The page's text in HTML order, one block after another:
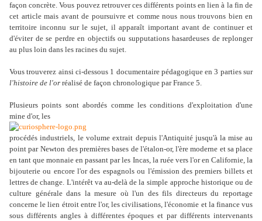
façon concrète. Vous pouvez retrouver ces différents points en lien à la fin de
cet article mais avant de poursuivre et comme nous nous trouvons bien en
territoire inconnu sur le sujet, il apparaît important avant de continuer et
d'éviter de se perdre en objectifs ou supputations hasardeuses de replonger
au plus loin dans les racines du sujet.
Vous trouverez ainsi ci-dessous 1 documentaire pédagogique en 3 parties sur
l'histoire de l'or réalisé de façon chronologique par France 5.
Plusieurs points sont abordés comme les conditions d'exploitation d'une
mine d'or, les
procédés industriels, le volume extrait depuis l'Antiquité jusqu'à la mise au
point par Newton des premières bases de l'étalon-or, l'ère moderne et sa place
en tant que monnaie en passant par les Incas, la ruée vers l'or en Californie, la
bijouterie ou encore l'or des espagnols ou l'émission des premiers billets et
lettres de change. L'intérêt va au-delà de la simple approche historique ou de
culture générale dans la mesure où l'un des fils directeurs du reportage
concerne le lien étroit entre l'or, les civilisations, l'économie et la finance vus
sous différents angles à différentes époques et par différents intervenants